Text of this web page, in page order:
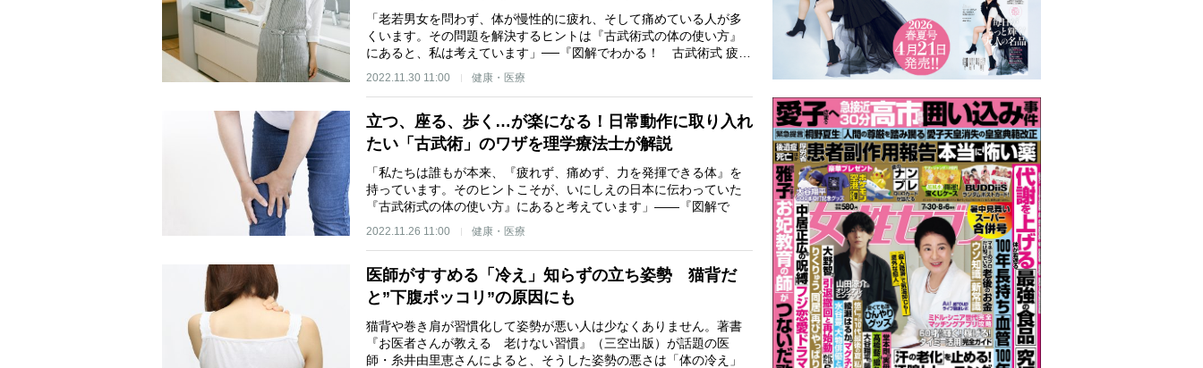
「老若男女を問わず、体が慢性的に疲れ、そして痛めている人が多
くいます。その問題を解決するヒントは『古武術式の体の使い方』
にあると、私は考えています」──『図解でわかる！ 古武術式 疲…
2022.11.30 11:00 健康・医療
立つ、座る、歩く…が楽になる！日常動作に取り入れ
たい「古武術」のワザを理学療法士が解説
「私たちは誰もが本来、『疲れず、痛めず、力を発揮できる体』を
持っています。そのヒントこそが、いにしえの日本に伝わっていた
『古武術式の体の使い方』にあると考えています」——『図解で
2022.11.26 11:00 健康・医療
医師がすすめる「冷え」知らずの立ち姿勢 猫背だ
と”下腹ポッコリ”の原因にも
猫背や巻き肩が習慣化して姿勢が悪い人は少なくありません。著書
『お医者さんが教える 老けない習慣』（三空出版）が話題の医
師・糸井由里恵さんによると、そうした姿勢の悪さは「体の冷え」